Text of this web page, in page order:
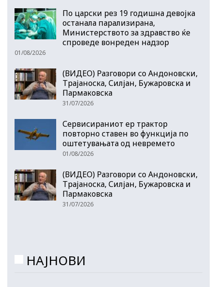
По царски рез 19 годишна девојка
останала парализирана,
Министерството за здравство ќе
спроведе вонреден надзор
01/08/2026
(ВИДЕО) Разговори со Андоновски,
Трајаноска, Силјан, Бужаровска и
Пармаковска
31/07/2026
Сервисираниот ер трактор
повторно ставен во функција по
оштетувањата од невремето
01/08/2026
(ВИДЕО) Разговори со Андоновски,
Трајаноска, Силјан, Бужаровска и
Пармаковска
31/07/2026
НАЈНОВИ